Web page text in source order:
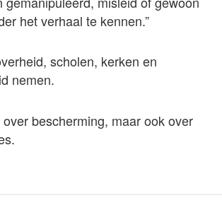
het verhaal te kennen.”
scholen, kerken en
nemen.
bescherming, maar ook over